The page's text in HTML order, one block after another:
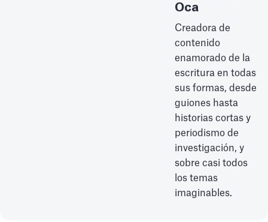
Oca
Creadora de
contenido
enamorado de la
escritura en todas
sus formas, desde
guiones hasta
historias cortas y
periodismo de
investigación, y
sobre casi todos
los temas
imaginables.